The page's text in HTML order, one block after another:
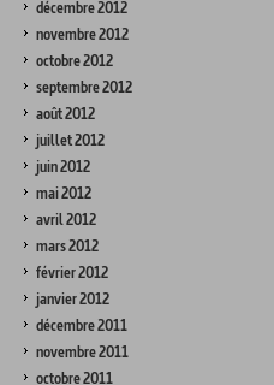
décembre 2012
novembre 2012
octobre 2012
septembre 2012
août 2012
juillet 2012
juin 2012
mai 2012
avril 2012
mars 2012
février 2012
janvier 2012
décembre 2011
novembre 2011
octobre 2011